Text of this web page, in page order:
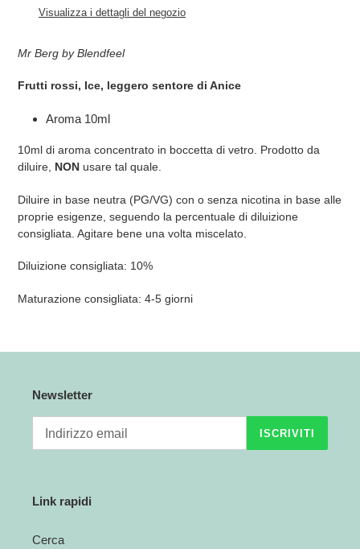
prodottoVisualizza i dettagli del negozio
Mr Berg by Blendfeel
Frutti rossi, Ice, leggero sentore di Anice
Aroma 10ml
10ml di aroma concentrato in boccetta di vetro. Prodotto da
diluire, NON usare tal quale.
Diluire in base neutra (PG/VG) con o senza nicotina in base alle
proprie esigenze, seguendo la percentuale di diluizione
consigliata. Agitare bene una volta miscelato.
Diluizione consigliata: 10%
Maturazione consigliata: 4-5 giorni
Newsletter
ISCRIVITI
Link rapidi
Cerca